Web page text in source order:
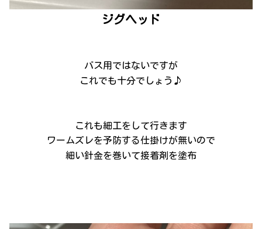
ジグヘッド
バス用ではないですが
これでも十分でしょう♪
これも細工をして行きます
ワームズレを予防する仕掛けが無いので
細い針金を巻いて接着剤を塗布